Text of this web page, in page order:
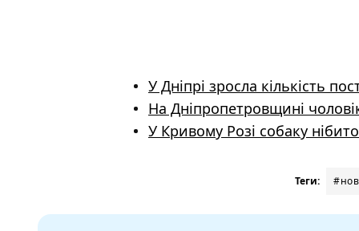
У Дніпрі зросла кількість
На Дніпропетровщині
У Кривому Розі собаку
Теги: